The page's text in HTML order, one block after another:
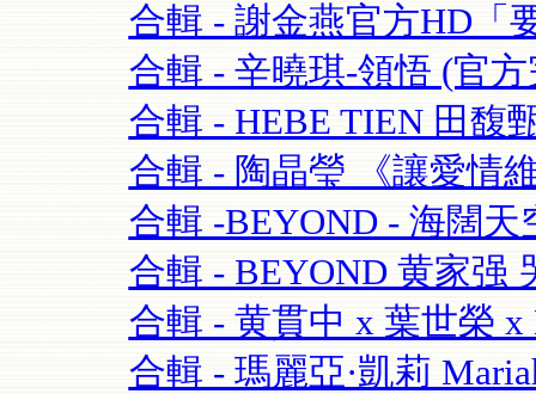
合輯 - 謝金燕官方HD「
合輯 - 辛曉琪-領悟 (官
合輯 - HEBE TIEN 田馥
合輯 - 陶晶瑩 《讓愛情
合輯 -BEYOND - 海闊天
合輯 - BEYOND 黄家强
合輯 - 黄貫中 x 葉世榮 x
合輯 - 瑪麗亞·凱莉